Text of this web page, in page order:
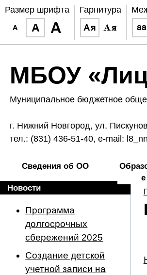
Размер шрифта Гарнитура
МБОУ
Муниципальное бюджетное
г. Нижний Новгород, ул,
тел.: (831) 436-51-40, e-mail:
Сведения об ОО
е
Новости
Программа
долгосрочных
сбережений 2025
Создание детской
учетной записи на